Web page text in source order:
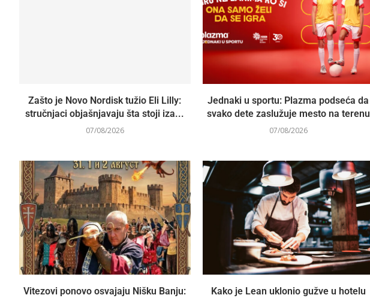
Zašto je Novo Nordisk tužio Eli Lilly:
stručnjaci objašnjavaju šta stoji iza...
07/08/2026
Jednaki u sportu: Plazma podseća da
svako dete zaslužuje mesto na terenu
07/08/2026
Vitezovi ponovo osvajaju Nišku Banju:
Kako je Lean uklonio gužve u hotelu